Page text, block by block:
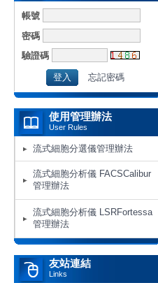
帳號
密碼
驗證碼
忘記密碼
使用管理辦法
User Rules
流式細胞分選儀管理辦法
流式細胞分析儀 FACSCalibur
管理辦法
流式細胞分析儀 LSRFortessa
管理辦法
友站連結
Links